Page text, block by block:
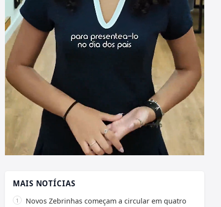
MAIS NOTÍCIAS
Novos Zebrinhas começam a circular em quatro